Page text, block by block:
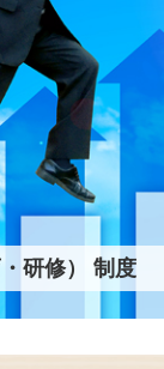
研修） 制度